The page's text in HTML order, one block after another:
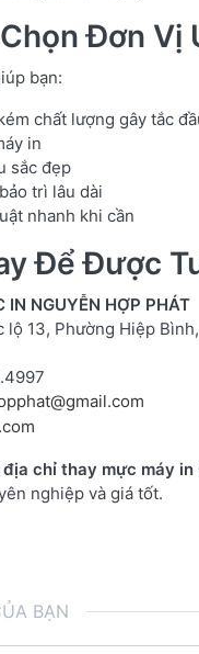
Đơn Vị
bạn:
chất lượng gây tắc
in
sắc đẹp
trì lâu dài
nhanh khi cần
Để Được
NGUYỄN HỢP PHÁT
13, Phường Hiệp
địa chỉ thay mực máy in
nghiệp và giá tốt.
BẠN